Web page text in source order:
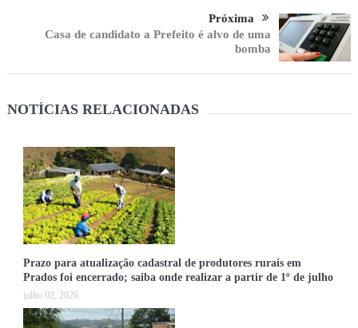
Próxima
Casa de candidato a Prefeito é alvo de uma
bomba
NOTÍCIAS RELACIONADAS
Prazo para atualização cadastral de produtores rurais em
Prados foi encerrado; saiba onde realizar a partir de 1º de julho
julho 02, 2026